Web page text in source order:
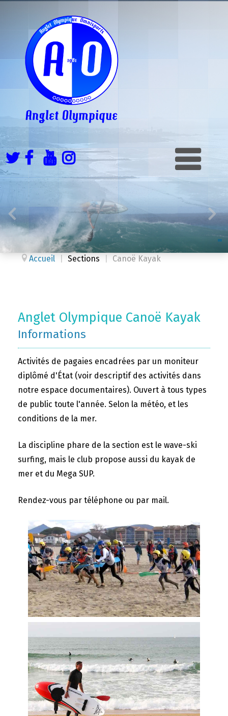
Accueil Sections Canoë Kayak
Anglet Olympique Canoë Kayak
Informations
Activités de pagaies encadrées par un moniteur
diplômé d'État (voir descriptif des activités dans
notre espace documentaires). Ouvert à tous types
de public toute l'année. Selon la météo, et les
conditions de la mer.
La discipline phare de la section est le wave-ski
surfing, mais le club propose aussi du kayak de
mer et du Mega SUP.
Rendez-vous par téléphone ou par mail.